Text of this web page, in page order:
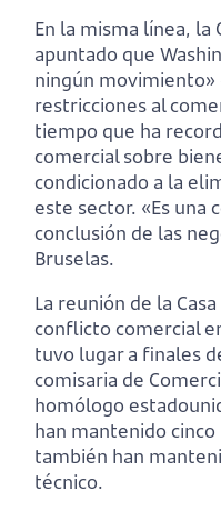
En la misma línea, la
apuntado que
ningún movimiento»
restricciones al
tiempo que ha
comercial sobre
condicionado a la
este sector. «Es una
conclusión de las
Bruselas.
La reunión de la
conflicto comercial
tuvo lugar a finales
comisaria de
homólogo
han mantenido
también han
técnico.